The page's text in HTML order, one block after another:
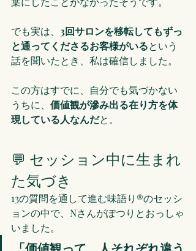
でも実は、 3回サロンを移転してもずっ
と通ってくださるお客様がいるという
話を聞いたとき、私は確信しました。
この方はすでに、自分でも気づかない
うちに、 価値観が滲み出る在り方を体
現している人なんだと。
💬 セッション中に生まれ
た気づき
13の質問を通して進む味語り®のセッシ
ョンの中で、Nさんがぽつりとおっしゃ
いました。